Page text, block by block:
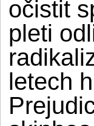
očistit
pleti
letech